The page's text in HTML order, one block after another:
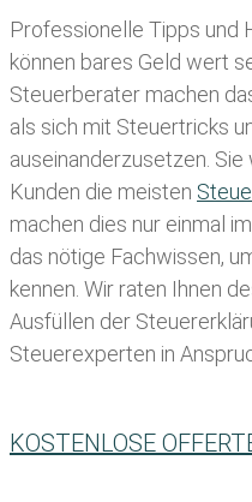
Professionelle Tipps und
können bares Geld wert
Steuerberater machen
als sich mit Steuertricks
auseinanderzusetzen.
Kunden die meisten
machen dies nur einmal
das nötige Fachwissen,
kennen. Wir raten Ihnen
Ausfüllen der
Steuerexperten in
KOSTENLOSE